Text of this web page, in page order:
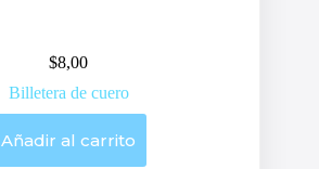
$8,00
Billetera de cuero
Añadir al carrito